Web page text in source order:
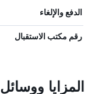
الدفع والإلغاء
رقم مكتب الاستقبال